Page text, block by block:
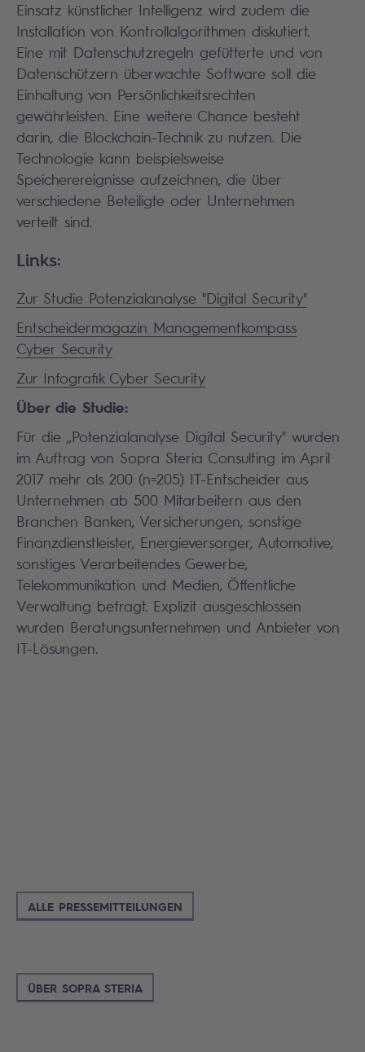
Einsatz künstlicher Intelligenz wird zudem die
Installation von Kontrollalgorithmen diskutiert.
Eine mit Datenschutzregeln gefütterte und von
Datenschützern überwachte Software soll die
Einhaltung von Persönlichkeitsrechten
gewährleisten. Eine weitere Chance besteht
darin, die Blockchain-Technik zu nutzen. Die
Technologie kann beispielsweise
Speicherereignisse aufzeichnen, die über
verschiedene Beteiligte oder Unternehmen
verteilt sind.
Links:
Zur Studie Potenzialanalyse "Digital Security"
Entscheidermagazin Managementkompass
Cyber Security
Zur Infografik Cyber Security
Über die Studie:
Für die „Potenzialanalyse Digital Security" wurden
im Auftrag von Sopra Steria Consulting im April
2017 mehr als 200 (n=205) IT-Entscheider aus
Unternehmen ab 500 Mitarbeitern aus den
Branchen Banken, Versicherungen, sonstige
Finanzdienstleister, Energieversorger, Automotive,
sonstiges Verarbeitendes Gewerbe,
Telekommunikation und Medien, Öffentliche
Verwaltung befragt. Explizit ausgeschlossen
wurden Beratungsunternehmen und Anbieter von
IT-Lösungen.
ALLE PRESSEMITTEILUNGEN
ÜBER SOPRA STERIA